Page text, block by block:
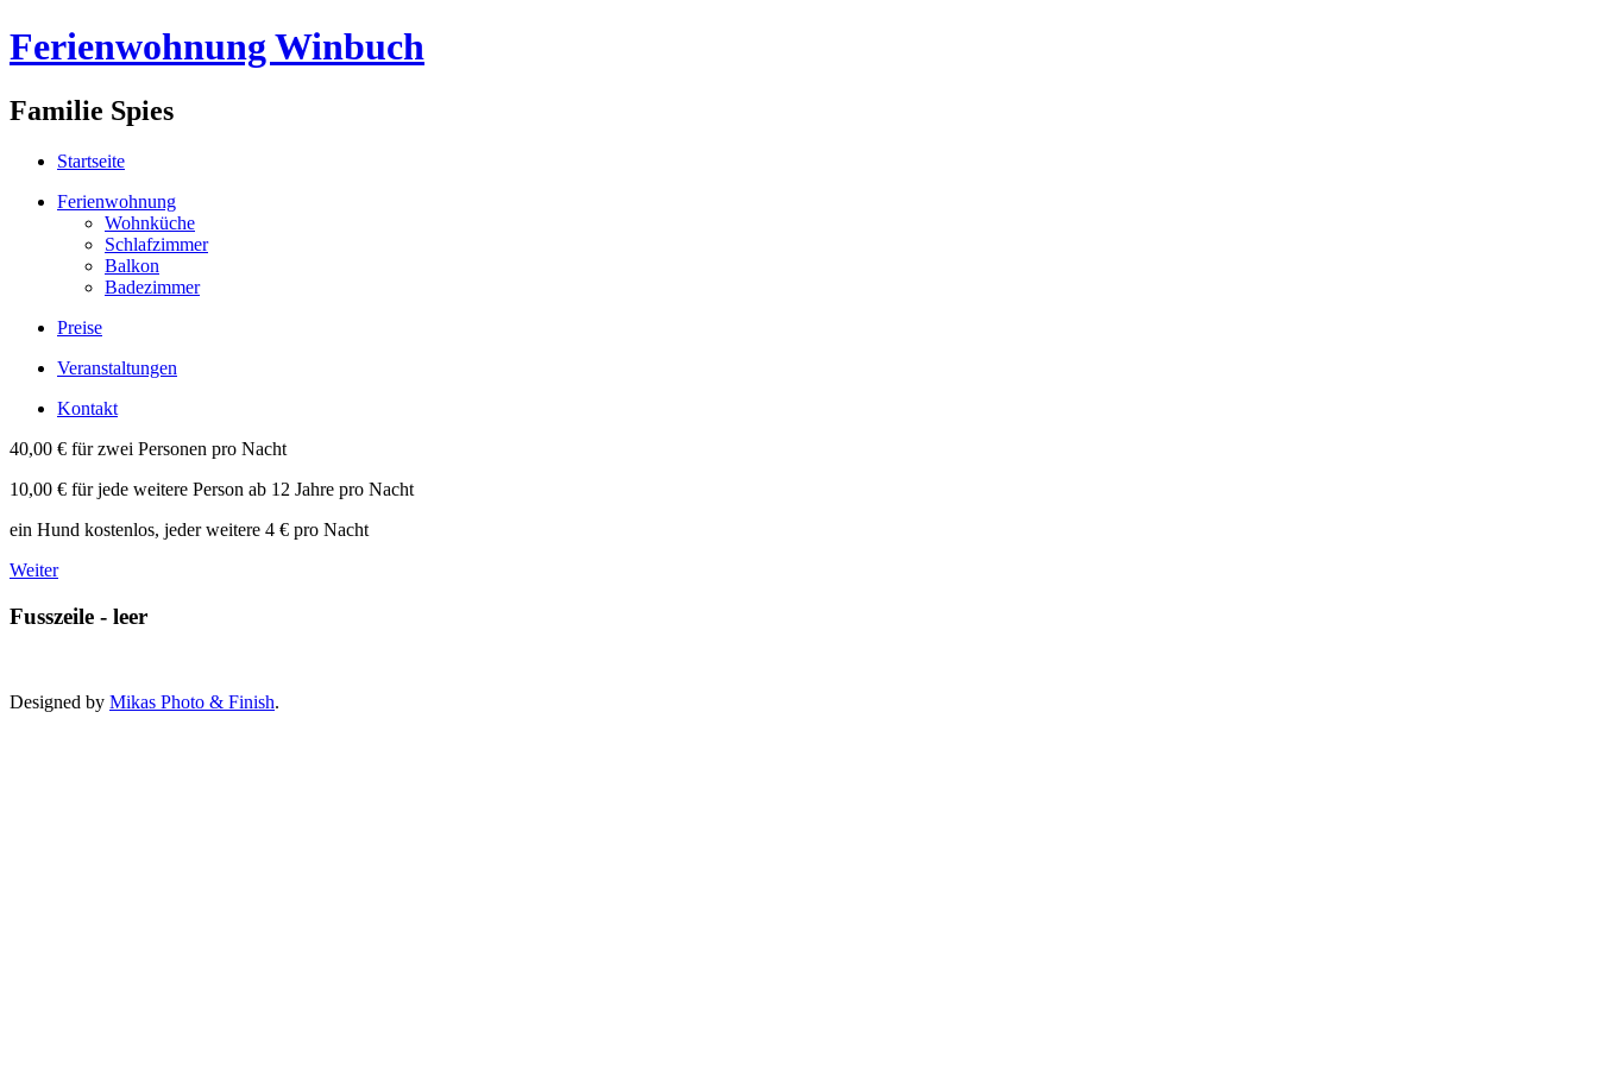
Ferienwohnung Winbuch
Familie Spies
Startseite
Ferienwohnung
Wohnküche
Schlafzimmer
Balkon
Badezimmer
Preise
Veranstaltungen
Kontakt
40,00 € für zwei Personen pro Nacht
10,00 € für jede weitere Person ab 12 Jahre pro Nacht
ein Hund kostenlos, jeder weitere 4 € pro Nacht
Weiter
Fusszeile - leer
Designed by Mikas Photo & Finish.